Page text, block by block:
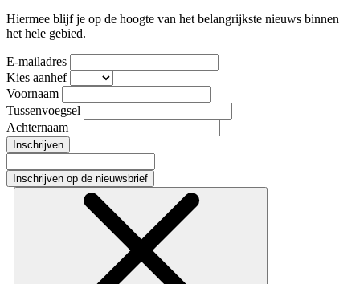
Hiermee blijf je op de hoogte van het belangrijkste nieuws binnen
het hele gebied.
E-mailadres
Kies aanhef
Voornaam
Tussenvoegsel
Achternaam
Inschrijven
Inschrijven op de nieuwsbrief